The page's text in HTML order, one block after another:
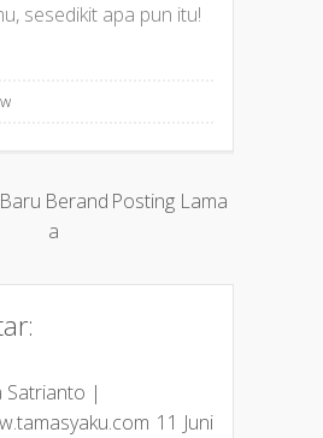
sesedikit apa pun itu!
Posting Lama
Berand
a
Satrianto |
11 Juni